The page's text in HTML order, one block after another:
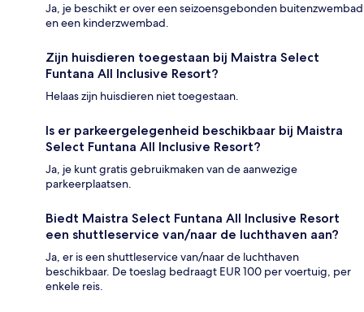
Ja, je beschikt er over een seizoensgebonden buitenzwembad
en een kinderzwembad.
Zijn huisdieren toegestaan bij Maistra Select
Funtana All Inclusive Resort?
Helaas zijn huisdieren niet toegestaan.
Is er parkeergelegenheid beschikbaar bij Maistra
Select Funtana All Inclusive Resort?
Ja, je kunt gratis gebruikmaken van de aanwezige
parkeerplaatsen.
Biedt Maistra Select Funtana All Inclusive Resort
een shuttleservice van/naar de luchthaven aan?
Ja, er is een shuttleservice van/naar de luchthaven
beschikbaar. De toeslag bedraagt EUR 100 per voertuig, per
enkele reis.